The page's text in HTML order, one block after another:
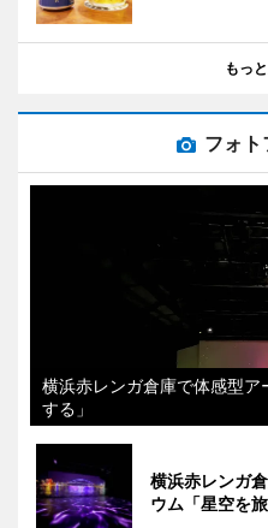
もっ
フォト
横浜赤レンガ倉庫で体感型
する」
横浜赤レンガ
ウム「星空を